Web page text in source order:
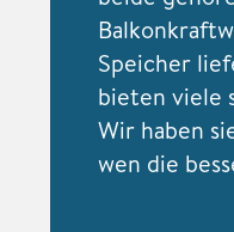
Speicher
bieten viele
Wir haben
wen die